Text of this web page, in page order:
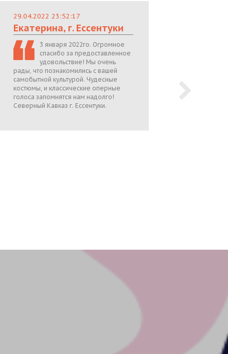
29.04.2022 23:52:17
Екатерина, г. Ессентуки
3 января 2022го. Огромное
спасибо за предоставленное
удовольствие! Мы очень
рады, что познакомились с вашей
самобытной культурой. Чудесные
костюмы, и классические оперные
голоса запомнятся нам надолго!
Северный Кавказ г. Ессентуки.